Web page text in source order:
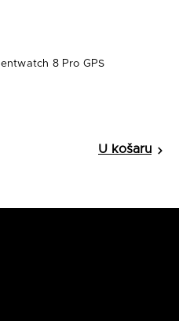
8 Pro GPS